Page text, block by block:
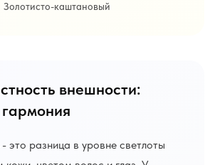
Золотисто-каштановый
внешности:
это разница в уровне светлоты